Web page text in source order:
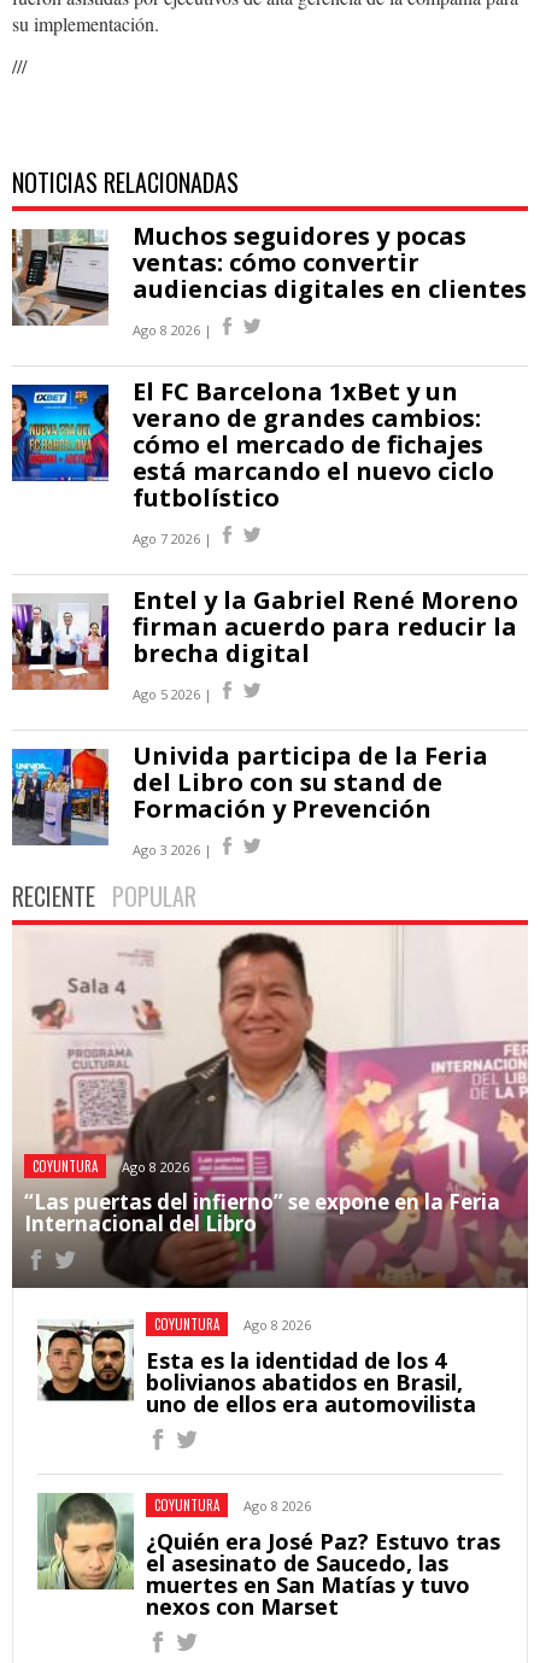
su implementación.
///
NOTICIAS RELACIONADAS
Muchos seguidores y pocas
ventas: cómo convertir
audiencias digitales en clientes
Ago 8 2026 |
El FC Barcelona 1xBet y un
verano de grandes cambios:
cómo el mercado de fichajes
está marcando el nuevo ciclo
futbolístico
Ago 7 2026 |
Entel y la Gabriel René Moreno
firman acuerdo para reducir la
brecha digital
Ago 5 2026 |
Univida participa de la Feria
del Libro con su stand de
Formación y Prevención
Ago 3 2026 |
RECIENTE POPULAR
COYUNTURA Ago 8 2026
“Las puertas del infierno” se expone en la Feria
Internacional del Libro
COYUNTURA Ago 8 2026
Esta es la identidad de los 4
bolivianos abatidos en Brasil,
uno de ellos era automovilista
COYUNTURA Ago 8 2026
¿Quién era José Paz? Estuvo tras
el asesinato de Saucedo, las
muertes en San Matías y tuvo
nexos con Marset